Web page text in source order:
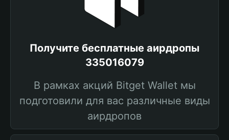
Получите бесплатные аирдропы
335016079
В рамках акций Bitget Wallet мы
подготовили для вас различные виды
аирдропов